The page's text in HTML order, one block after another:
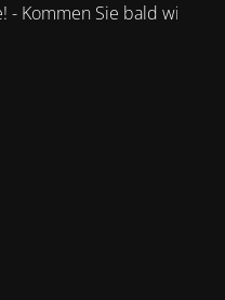
Kommen Sie bald wieder.